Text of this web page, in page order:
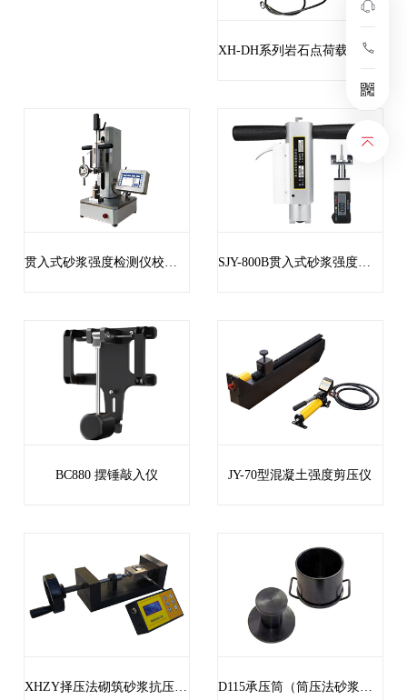
XH-DH系列岩石点荷载试验仪
贯入式砂浆强度检测仪校准装置 SJY-800B贯入式砂浆强度检测仪
BC880 摆锤敲入仪 JY-70型混凝土强度剪压仪
XHZY择压法砌筑砂浆抗压强度检测仪 D115承压筒（筒压法砂浆强度检测仪）